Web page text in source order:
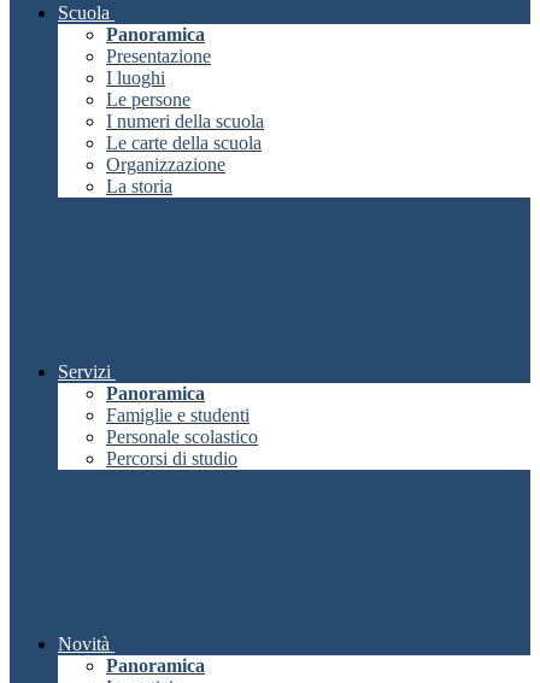
Scuola
Panoramica
Presentazione
I luoghi
Le persone
I numeri della scuola
Le carte della scuola
Organizzazione
La storia
Servizi
Panoramica
Famiglie e studenti
Personale scolastico
Percorsi di studio
Novità
Panoramica